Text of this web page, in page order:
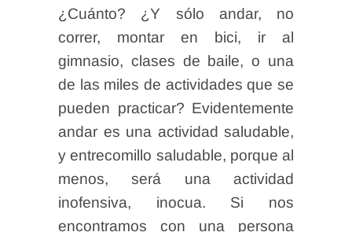
¿Cuánto? ¿Y sólo andar, no
correr, montar en bici, ir al
gimnasio, clases de baile, o una
de las miles de actividades que se
pueden practicar? Evidentemente
andar es una actividad saludable,
y entrecomillo saludable, porque al
menos, será una actividad
inofensiva, inocua. Si nos
encontramos con una persona